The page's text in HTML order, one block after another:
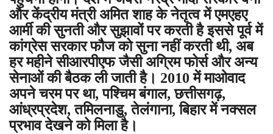
और केंद्रीय मंत्री अमित शाह के नेतृत्व में एमएहए
आर्मी की सुनती और सुझावों पर करती है इससे पूर्व में
कांग्रेस सरकार फौज को सुना नहीं करती थी, अब
हर महीने सीआरपीएफ जैसी अग्रिम फोर्स और अन्य
सेनाओं की बैठक ली जाती है। 2010 में माओवाद
अपने चरम पर था, पश्चिम बंगाल, छत्तीसगढ़,
आंध्रप्रदेश, तमिलनाडु, तेलंगाना, बिहार में नक्सल
प्रभाव देखने को मिला है।